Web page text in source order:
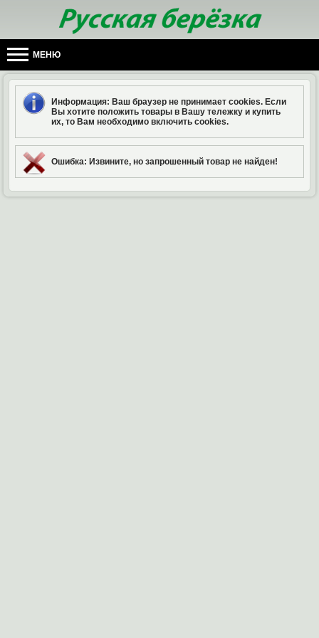
МЕНЮ
Информация: Ваш браузер не принимает cookies. Если
Вы хотите положить товары в Вашу тележку и купить
их, то Вам необходимо включить cookies.
Ошибка: Извините, но запрошенный товар не найден!